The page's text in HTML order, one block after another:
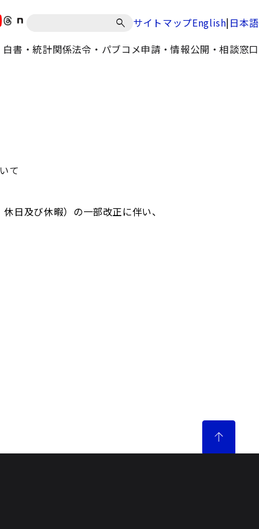
サイトマップEnglish|日本語
白書・統計関係法令・パブコメ申請・情報公開・相談窓口
て
及び休暇）の一部改正に伴い、